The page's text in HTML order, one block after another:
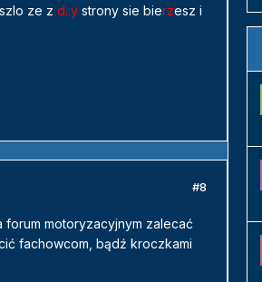
ze z d..y strony sie bierzesz i
#8
forum motoryzacyjnym zalecać
fachowcom, bądź kroczkami